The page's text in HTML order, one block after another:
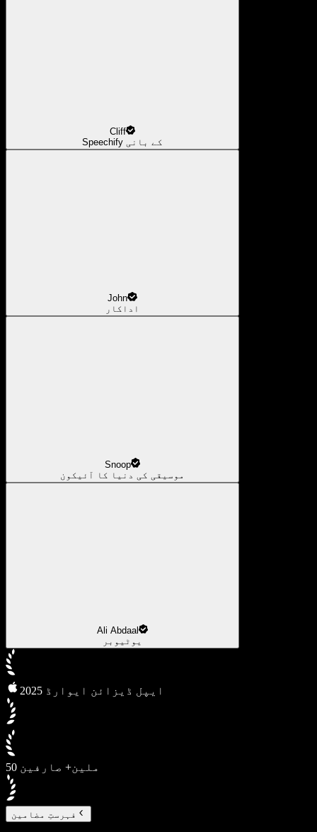
Cliff
Speechify کے بانی
John
اداکار
Snoop
موسیقی کی دنیا کا آئیکون
Ali Abdaal
یوٹیوبر
2025 ایپل ڈیزائن ایوارڈ
50 ملین+ صارفین
فہرستِ مضامین